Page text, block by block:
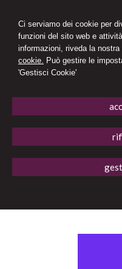
Ci serviamo dei cookie per
funzioni del sito web e
informazioni, riveda la nostra
cookie. Può gestire le
'Gestisci Cookie'